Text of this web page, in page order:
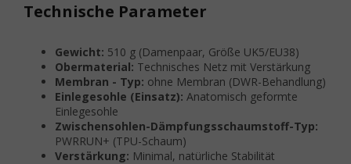
Technische Parameter
Gewicht: 510 g (Damenpaar, Größe UK5/EU38)
Obermaterial: Technisches Netz mit Verstärkung
Membran - Typ: ohne Membran (DWR-Behandlung)
Einlegesohle (Einsatz): Anatomisch geformte
Einlegesohle
Zwischensohlen-Dämpfungsschaumstoff-Typ:
PWRRUN+ (TPU-Schaum)
Verstärkung: Minimal, natürliche Stabilität